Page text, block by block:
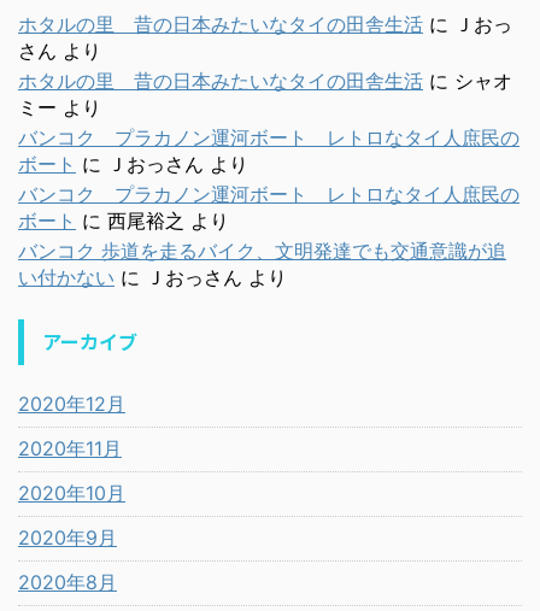
ホタルの里 昔の日本みたいなタイの田舎生活 に Ｊおっ
さん より
ホタルの里 昔の日本みたいなタイの田舎生活 に シャオ
ミー より
バンコク プラカノン運河ボート レトロなタイ人庶民の
ボート に Ｊおっさん より
バンコク プラカノン運河ボート レトロなタイ人庶民の
ボート に 西尾裕之 より
バンコク 歩道を走るバイク、文明発達でも交通意識が追
い付かない に Ｊおっさん より
アーカイブ
2020年12月
2020年11月
2020年10月
2020年9月
2020年8月